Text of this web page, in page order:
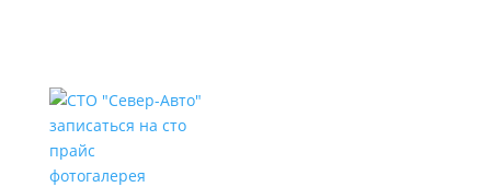
записаться на сто
прайс
фотогалерея